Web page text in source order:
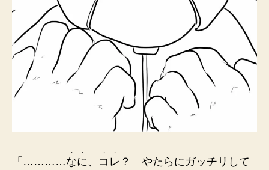
「…………な
・
に
・
、 コ
・
レ
・
？ やたらにガッチリして